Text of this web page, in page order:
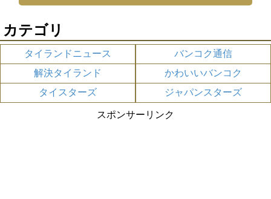
カテゴリ
タイランドニュース
バンコク通信
解決タイランド
かわいいバンコク
タイスターズ
ジャパンスターズ
スポンサーリンク